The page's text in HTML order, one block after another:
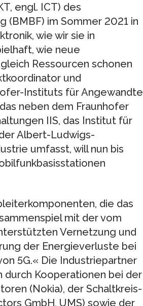
engl. ICT) des
(BMBF) im Sommer 2021 in
wie wir sie in
wie neue
Ressourcen schonen
und
Instituts für Angewandte
neben dem Fraunhofer
IIS, das Institut für
Albert-Ludwigs-
umfasst, will nun bis
die das
mit der vom
Vernetzung und
der Energieverluste bei
5G.« Die Industriepartner
durch Kooperationen bei der
(Nokia), der Schaltkreis-
GmbH, UMS) sowie der